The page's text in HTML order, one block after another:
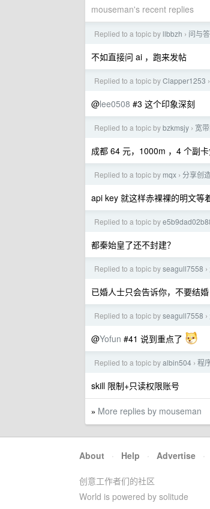
mouseman's recent replies
Replied to a topic by llbbzh › 问与答
不如直接问 ai ，跑来发帖
Replied to a topic byClapper1253 ›
@lee0508 #3 这个印象深刻
Replied to a topic bybzkmsjy › 宽
成都 64 元，1000m ，4 个副
Replied to a topic by mqx › 分享创
api key 就这样赤裸裸的明文等
Replied to a topic by
都秦始皇了还不封建？
Replied to a topic byseagull7558 ›
已婚人士只会告诉你，不要结婚
Replied to a topic byseagull7558 ›
@Yofun #41 说到重点了
Replied to a topic byalbin504 › 程
skill 限制+只读权限账号
» More replies by mouseman
About · Help · Advertise ·
创意工作者们的社区
World is powered by solitude